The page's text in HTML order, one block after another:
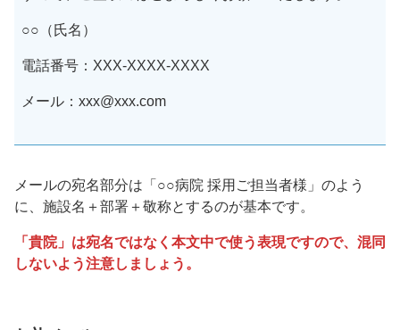
○○（氏名）
電話番号：XXX-XXXX-XXXX
メール：xxx@xxx.com
メールの宛名部分は「○○病院 採用ご担当者様」のよう
に、施設名＋部署＋敬称とするのが基本です。
「貴院」は宛名ではなく本文中で使う表現ですので、混同
しないよう注意しましょう。